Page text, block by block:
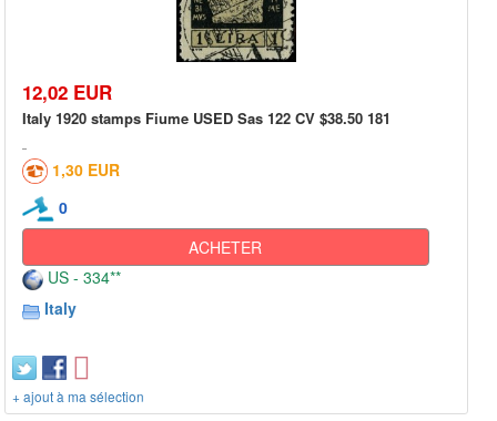
12,02 EUR
Italy 1920 stamps Fiume USED Sas 122 CV $38.50 181
1,30 EUR
0
ACHETER
US - 334**
Italy
+ ajout à ma sélection